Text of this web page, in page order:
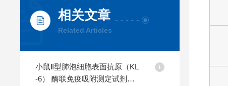
相关文章
Related Articles
小鼠Ⅱ型肺泡细胞表面抗原（KL
-6） 酶联免疫吸附测定试剂盒